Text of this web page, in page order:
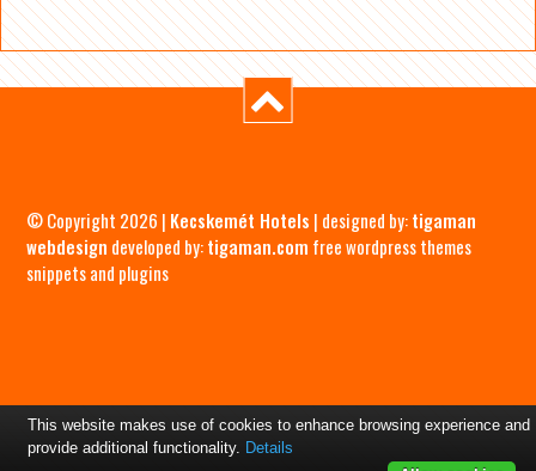
© Copyright 2026 | Kecskemét Hotels | designed by:tigaman
webdesign developed by:tigaman.com free wordpress themes
snippets and plugins
This website makes use of cookies to enhance browsing experience and
provide additional functionality. Details